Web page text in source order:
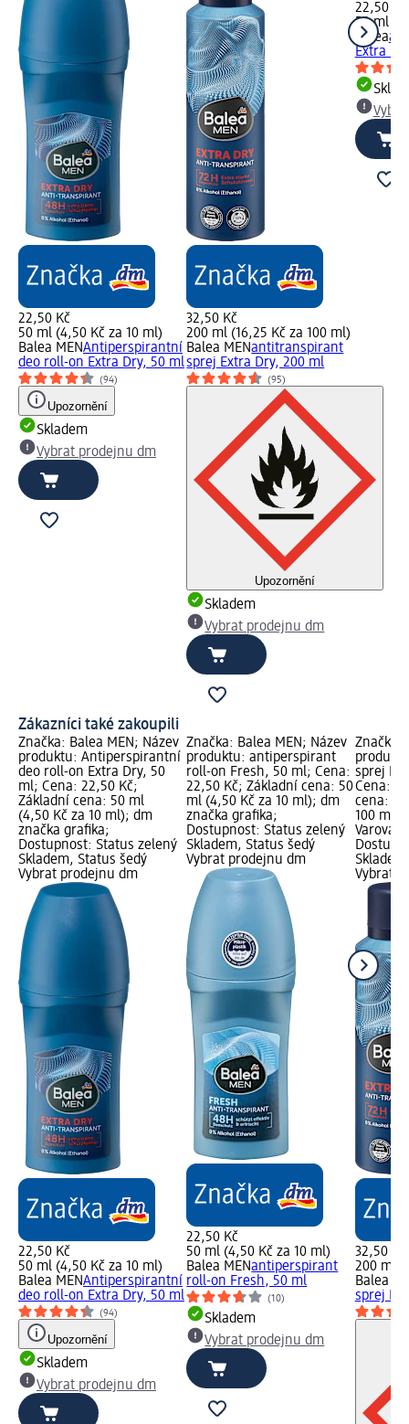
22,50 Kč
50 ml (4,50 Kč za 10 ml)
Balea MENAntiperspirantní
deo roll-on Extra Dry, 50 ml
(94)
Upozornění
Skladem
Vybrat prodejnu dm
32,50 Kč
200 ml (16,25 Kč za 100 ml)
Balea MENantitranspirant
sprej Extra Dry, 200 ml
(95)
Upozornění
Skladem
Vybrat prodejnu dm
22,50 Kč
50 ml
Balea
Extra
Zákazníci také zakoupili
Značka: Balea MEN; Název
produktu: Antiperspirantní
deo roll-on Extra Dry, 50
ml; Cena: 22,50 Kč;
Základní cena: 50 ml
(4,50 Kč za 10 ml); dm
značka grafika;
Dostupnost: Status zelený
Skladem, Status šedý
Vybrat prodejnu dm
22,50 Kč
50 ml (4,50 Kč za 10 ml)
Balea MENAntiperspirantní
deo roll-on Extra Dry, 50 ml
(94)
Upozornění
Skladem
Vybrat prodejnu dm
Značka: Balea MEN; Název
produktu: antiperspirant
roll-on Fresh, 50 ml; Cena:
22,50 Kč; Základní cena: 50
ml (4,50 Kč za 10 ml); dm
značka grafika;
Dostupnost: Status zelený
Skladem, Status šedý
Vybrat prodejnu dm
22,50 Kč
50 ml (4,50 Kč za 10 ml)
Balea MENantiperspirant
roll-on Fresh, 50 ml
(10)
Skladem
Vybrat prodejnu dm
Značka:
sprej
Cena:
cena:
100 ml);
Vybrat
32,50 Kč
200 ml
Balea
sprej